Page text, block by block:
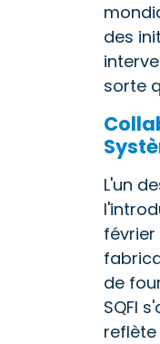
des
sorte
L'un
de
SQFI
reflète